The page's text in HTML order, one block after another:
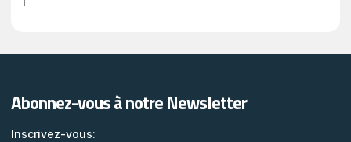
Abonnez-vous à notre Newsletter
Inscrivez-vous: